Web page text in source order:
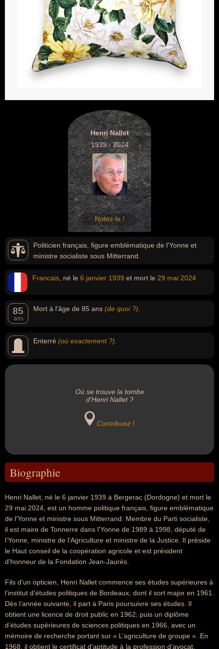
Henri Nallet
1939 - 2024
Notez-le !
Politicien français, figure emblématique de l'Yonne et
ministre socialiste sous Mitterrand.
Francais , né le 6 janvier 1939 et mort le 29 mai 2024
85
ans
Mort à l'âge de 85 ans (de quoi ?)
Enterré (où exactement ?)
Où se trouve la tombe
d'Henri Nallet ?
Contribuez !
Biographie
Henri Nallet, né le 6 janvier 1939 à Bergerac (Dordogne) et mort le
29 mai 2024, est un homme politique français, figure emblématique
de l'Yonne et ministre sous Mitterrand. Membre du Parti socialiste,
il est maire de Tonnerre dans l'Yonne de 1989 à 1998, député de
l’Yonne, ministre de l’Agriculture et ministre de la Justice. Il préside
le Haut conseil de la coopération agricole et est président
d'honneur de la Fondation Jean-Jaurès.
Fils d'un opticien, Henri Nallet commence ses études supérieures à
l’institut d'études politiques de Bordeaux, dont il sort major en 1961.
Dès l’année suivante, il part à Paris poursuivre ses études. Il
obtient une licence de droit public en 1962, puis un diplôme
d’études supérieures de sciences politiques en 1966, avec un
mémoire de recherche portant sur « L’agriculture de groupe ». En
1968, il obtient le certificat d'aptitude à la profession d’avocat.